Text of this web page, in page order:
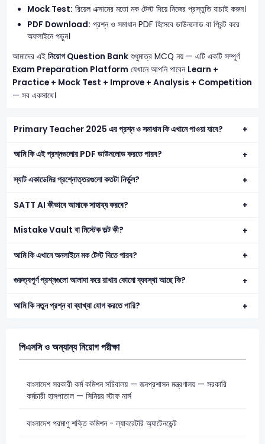
Mock Test: রিয়েল এক্সামের মতো মক টেস্ট দিয়ে নিজের প্রস্তুতি যাচাই করুন।
PDF Download: প্রশ্ন ও সমাধান PDF হিসেবে ডাউনলোড বা প্রিন্ট করে
অফলাইনে পড়ুন।
আমাদের এই নিয়োগ Question Bankশুধুমাত্র MCQ নয় — এটি একটি সম্পূর্ণ
Exam Preparation Platform যেখানে আপনি পাবেন Learn +
Practice + Mock Test + Improve + Analysis + Competition
— সব একসাথে।
Primary Teacher 2025 এর প্রশ্ন ও সমাধান কি এখানে পাওয়া যাবে?
আমি কি এই প্রশ্নগুলোর PDF ডাউনলোড করতে পারব?
স্যাট একাডেমির প্রশ্নোত্তরগুলো কতটা নির্ভুল?
SATT AI কীভাবে আমাকে সাহায্য করবে?
Mistake Vault বা মিস্টেক ভল্ট কী?
আমি কি এখানে অনলাইনে মক টেস্ট দিতে পারব?
গুরুত্বপূর্ণ প্রশ্নগুলো আলাদা করে রাখার কোনো ব্যবস্থা আছে কি?
আমি কি নতুন প্রশ্ন বা ব্যাখ্যা যোগ করতে পারি?
পিএসসি ও অন্যান্য নিয়োগ পরীক্ষা
বাংলাদেশ সরকারী কর্ম কমিশন সচিবালয় — জনপ্রশাসন মন্ত্রণালয় — সরকারি
কর্মচারী হাসপাতাল — সিনিয়র স্টাফ নার্স
বাংলাদেশ পরমাণু শক্তি কমিশন - ল্যাবরেটরি অ্যাটেনডেন্ট